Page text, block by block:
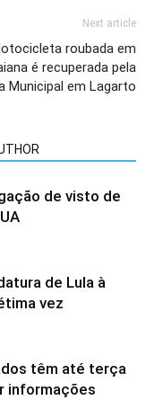
Next article
roubada em
é recuperada pela
Municipal em Lagarto
de visto de
de Lula à
vez
têm até terça
informações